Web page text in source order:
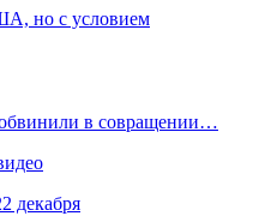
но с условием
в совращении…
декабря